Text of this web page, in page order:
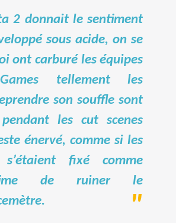
2 donnait le sentiment
sous acide, on se
ont carburé les équipes
tellement les
son souffle sont
les cut scenes
énervé, comme si les
s’étaient fixé comme
de ruiner le